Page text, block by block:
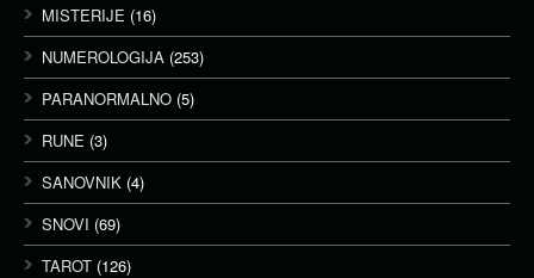
MISTERIJE (16)
NUMEROLOGIJA (253)
PARANORMALNO (5)
RUNE (3)
SANOVNIK (4)
SNOVI (69)
TAROT (126)